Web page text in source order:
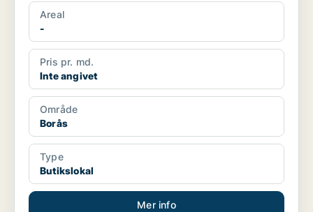
Areal
-
Pris pr. md.
Inte angivet
Område
Borås
Type
Butikslokal
Mer info